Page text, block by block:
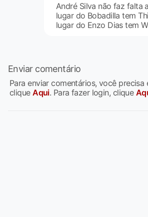
André Silva não faz falta
lugar do Bobadilla tem
lugar do Enzo Dias tem
Enviar comentário
Para enviar comentários, você precisa
cliqueAqui. Para fazer login, clique